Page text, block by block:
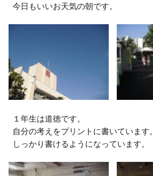
今日もいいお天気の朝です。
１年生は道徳です。
自分の考えをプリントに書いています。
しっかり書けるようになっています。